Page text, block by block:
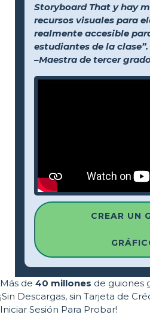
Storyboard That y hay
recursos visuales para
realmente accesible
estudiantes de la clase”.
–Maestra de tercer
CREAR UN
Más de 40 millones de guiones
¡Sin Descargas, sin Tarjeta de
Iniciar Sesión Para Probar!